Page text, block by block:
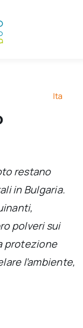
Ita
restano
in Bulgaria.
polveri sui
protezione
l’ambiente,